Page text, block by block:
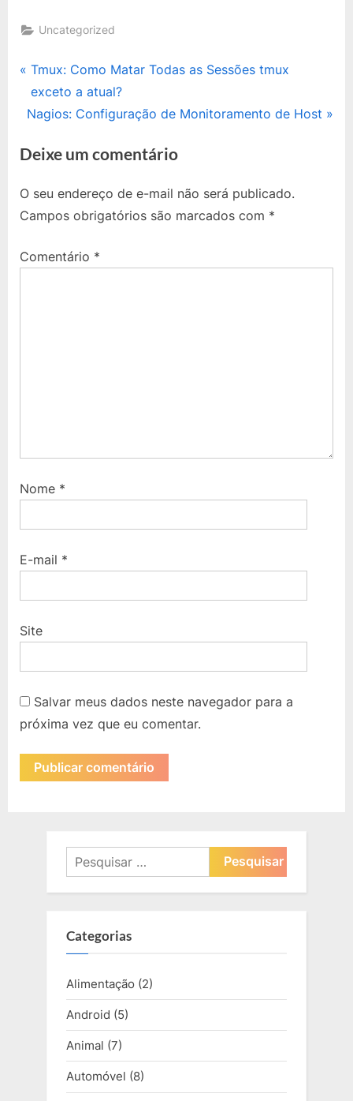
Uncategorized
Navegação
de
Post
P
r
e
i
u
s
o
Tmux: Como Matar Todas as Sessões tmux
exceto a atual?
N
x
P
o
t
Nagios: Configuração de Monitoramento de Host
Deixe um comentário
O seu endereço de e-mail não será publicado.
Campos obrigatórios são marcados com *
Comentário *
Nome *
E-mail *
Site
Salvar meus dados neste navegador para a
próxima vez que eu comentar.
Pesquisar
por:
Categorias
Alimentação (2)
Android (5)
Animal (7)
Automóvel (8)